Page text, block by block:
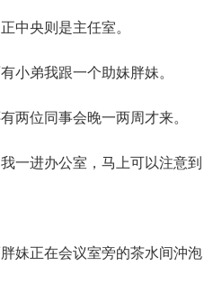
央则是主任室。
弟我跟一个助妹胖妹。
位同事会晚一两周才来。
进办公室，马上可以注意到
正在会议室旁的茶水间沖泡